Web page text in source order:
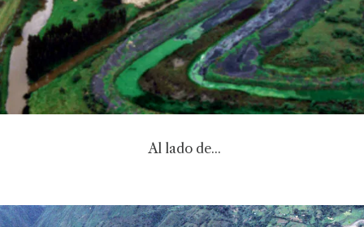
Al lado de...